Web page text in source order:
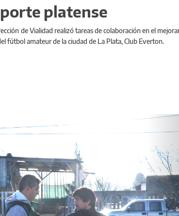
platense
de Vialidad realizó tareas de colaboración en el
fútbol amateur de la ciudad de La Plata, Club Everton.